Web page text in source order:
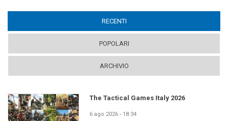
RECENTI
POPOLARI
ARCHIVIO
The Tactical Games Italy 2026
6 ago 2026 - 18:34